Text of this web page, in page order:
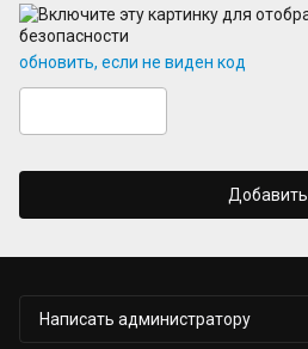
обновить, если не виден код
Добавить
Написать администратору